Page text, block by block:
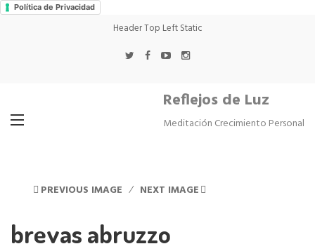
Política de Privacidad
Header Top Left Static
Reflejos de Luz
Meditación Crecimiento Personal
PREVIOUS IMAGE NEXT IMAGE
brevas abruzzo